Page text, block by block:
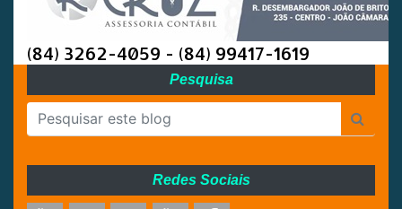
(84) 3262-4059 - (84) 99417-1619
Pesquisa
Redes Sociais